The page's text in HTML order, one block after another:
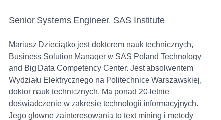
Senior Systems Engineer, SAS Institute
Mariusz Dzieciątko jest doktorem nauk technicznych,
Business Solution Manager w SAS Poland Technology
and Big Data Competency Center. Jest absolwentem
Wydziału Elektrycznego na Politechnice Warszawskiej,
doktor nauk technicznych. Ma ponad 20-letnie
doświadczenie w zakresie technologii informacyjnych.
Jego główne zainteresowania to text mining i metody